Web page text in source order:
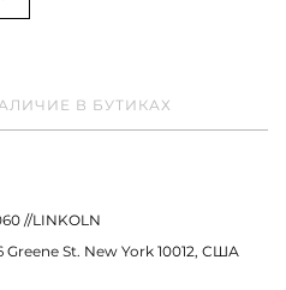
В БУТИКАХ
//LINKOLN
Greene St. New York 10012, США